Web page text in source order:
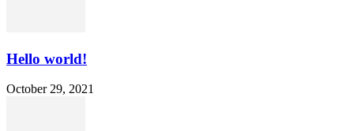
Hello world!
October 29, 2021